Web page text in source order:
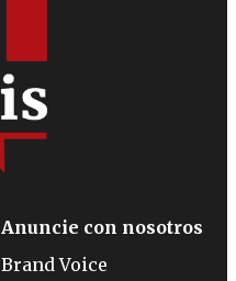
Anuncie con nosotros
Brand Voice